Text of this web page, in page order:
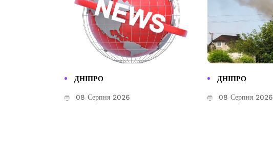
ДНІПРО
08 Серпня 2026
ДНІПРО
08 Серпня 2026